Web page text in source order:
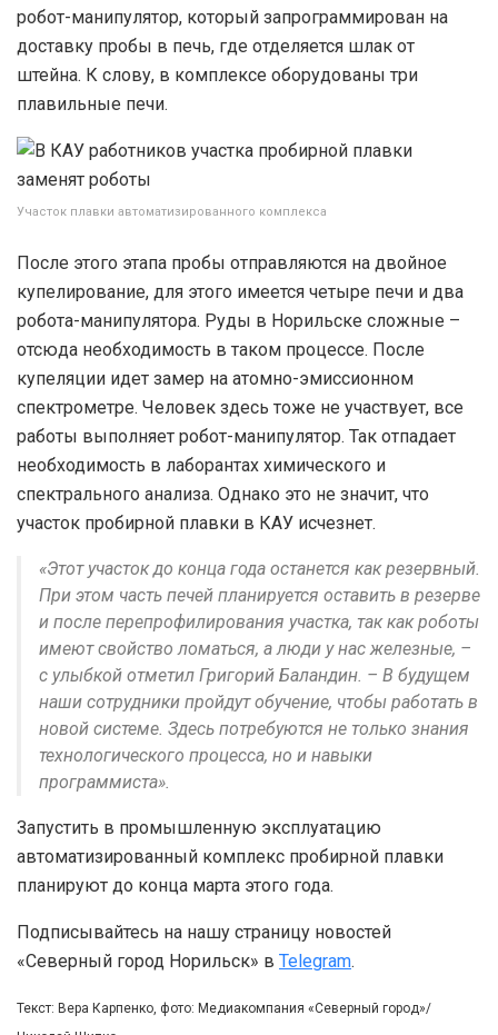
робот-манипулятор, который запрограммирован на
доставку пробы в печь, где отделяется шлак от
штейна. К слову, в комплексе оборудованы три
плавильные печи.
Участок плавки автоматизированного комплекса
После этого этапа пробы отправляются на двойное
купелирование, для этого имеется четыре печи и два
робота-манипулятора. Руды в Норильске сложные –
отсюда необходимость в таком процессе. После
купеляции идет замер на атомно-эмиссионном
спектрометре. Человек здесь тоже не участвует, все
работы выполняет робот-манипулятор. Так отпадает
необходимость в лаборантах химического и
спектрального анализа. Однако это не значит, что
участок пробирной плавки в КАУ исчезнет.
«Этот участок до конца года останется как резервный.
При этом часть печей планируется оставить в резерве
и после перепрофилирования участка, так как роботы
имеют свойство ломаться, а люди у нас железные, –
с улыбкой отметил Григорий Баландин. – В будущем
наши сотрудники пройдут обучение, чтобы работать в
новой системе. Здесь потребуются не только знания
технологического процесса, но и навыки
программиста».
Запустить в промышленную эксплуатацию
автоматизированный комплекс пробирной плавки
планируют до конца марта этого года.
Подписывайтесь на нашу страницу новостей
«Северный город Норильск» в Telegram.
Текст: Вера Карпенко, фото: Медиакомпания «Северный город»/